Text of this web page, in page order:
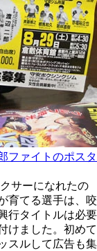
ファイトのポスタ
サーになれたの
育てる選手は、咬
行タイトルは必要
けました。初めて
スルして広告も集